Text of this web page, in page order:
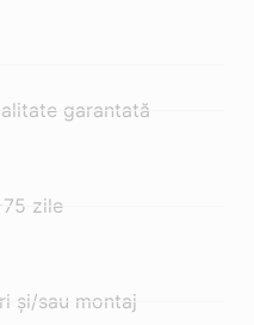
garantată
zile
și/sau montaj